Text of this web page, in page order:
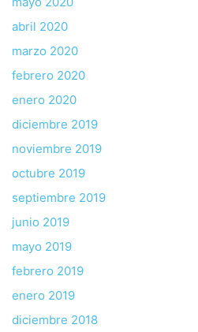
abril 2020
marzo 2020
febrero 2020
enero 2020
diciembre 2019
noviembre 2019
octubre 2019
septiembre 2019
junio 2019
mayo 2019
febrero 2019
enero 2019
diciembre 2018